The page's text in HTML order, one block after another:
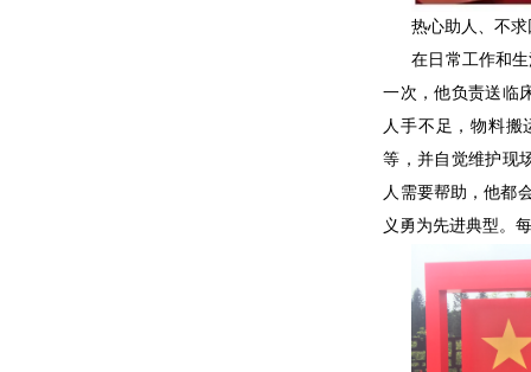
热心助人、不
在日常工作和
一次，他负责送临
人手不足，物料搬
等，并自觉维护现
人需要帮助，他都
义勇为先进典型。